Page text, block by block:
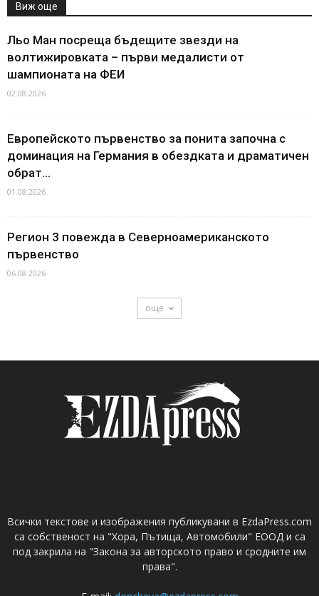
Виж още
Льо Ман посреща бъдещите звезди на
волтижировката – първи медалисти от
шампионата на ФЕИ
02.08.2026
Европейското първенство за понита започна с
доминация на Германия в обездката и драматичен
обрат...
01.08.2026
Регион 3 повежда в Северноамериканското
първенство
06.08.2026
още
Всички текстове и изображения публикувани в EzdaPress.com
са собственост на "Хора, Пътища, Автомобили" ЕООД и са
под закрила на "Закона за авторското право и сродните им
права".